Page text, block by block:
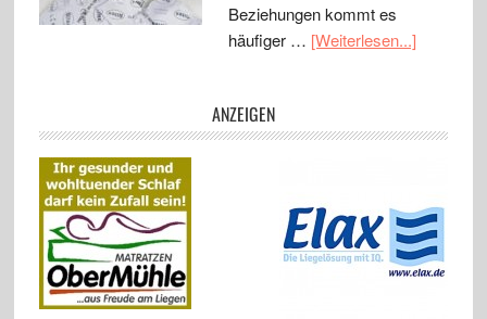
Beziehungen kommt es
häufiger … [Weiterlesen...]
ANZEIGEN